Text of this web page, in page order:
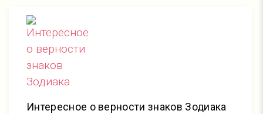
Интересное о верности знаков Зодиака